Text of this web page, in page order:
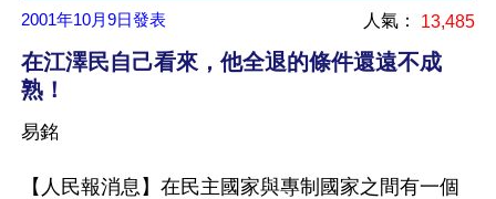
2001年10月9日發表 人氣： 13,485
在江澤民自己看來，他全退的條件還遠不成
熟！
易銘
【人民報消息】在民主國家與專制國家之間有一個